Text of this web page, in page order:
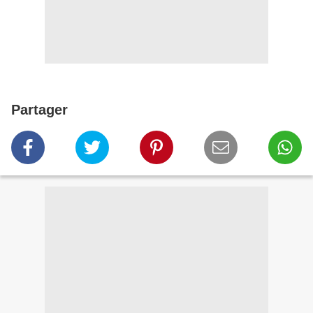
Partager